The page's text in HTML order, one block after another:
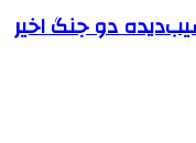
آسیب‌دیده دو جنگ اخیر